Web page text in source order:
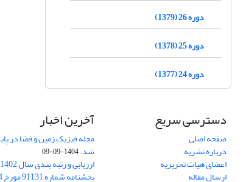
دوره 26 (1379)
دوره 25 (1378)
دوره 24 (1377)
دسترسی سریع
صفحه اصلی
درباره نشریه
اعضای هیات تحریریه
ارسال مقاله
آخرین اخبار
شد.1404-09-09
ارزیابی و رتبه بندی سال 1402
بخشنامه شماره 91131 مورخ 1402/04/04